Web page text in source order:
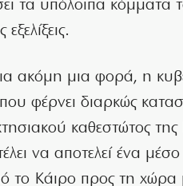
τα υπόλοιπα κόμματα
ακόμη μια φορά, η
φέρνει διαρκώς
καθεστώτος
να αποτελεί ένα
το Κάιρο προς τη χώρα